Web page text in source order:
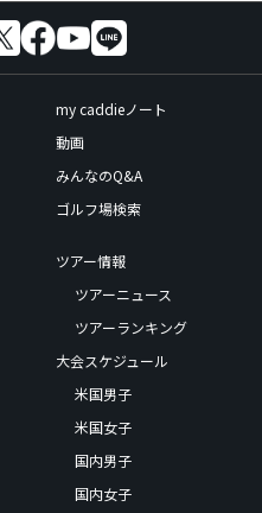
my caddieノート
動画
みんなのQ&A
ゴルフ場検索
ツアー情報
ツアーニュース
ツアーランキング
大会スケジュール
米国男子
米国女子
国内男子
国内女子